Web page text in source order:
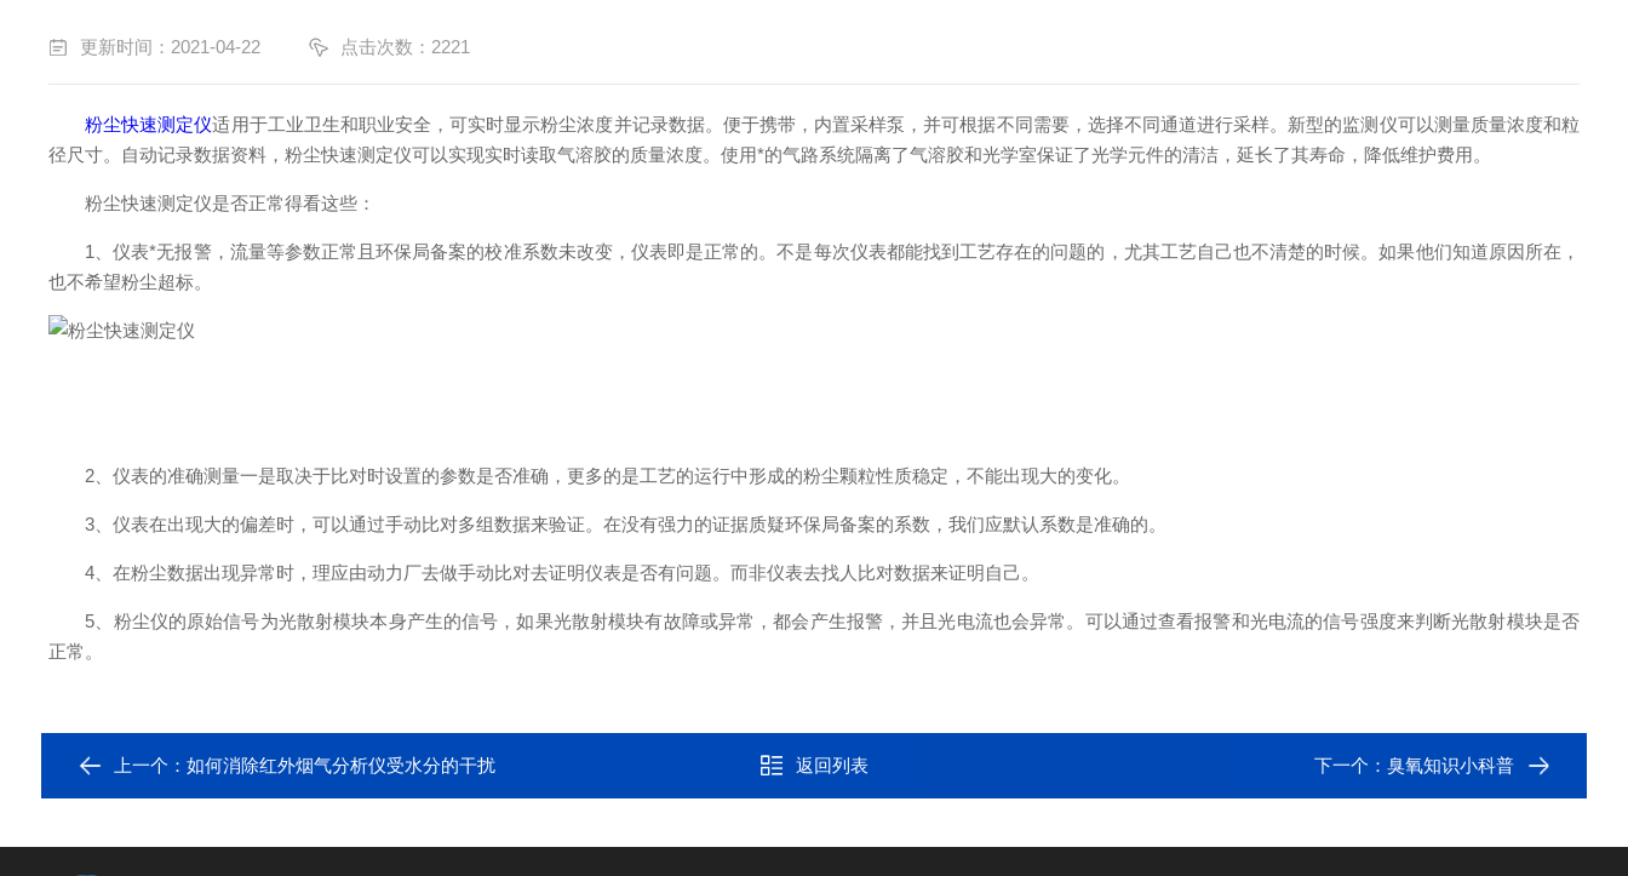
更新时间：2021-04-22 点击次数：2221
粉尘快速测定仪适用于工业卫生和职业安全，可实时显示粉尘浓度并记录数据。便于携带，内置采样泵，并可根据不同需要，选择不同通道进行采样。新型的监测仪可以测量质量浓度和粒
径尺寸。自动记录数据资料，粉尘快速测定仪可以实现实时读取气溶胶的质量浓度。使用*的气路系统隔离了气溶胶和光学室保证了光学元件的清洁，延长了其寿命，降低维护费用。
粉尘快速测定仪是否正常得看这些：
1、仪表*无报警，流量等参数正常且环保局备案的校准系数未改变，仪表即是正常的。不是每次仪表都能找到工艺存在的问题的，尤其工艺自己也不清楚的时候。如果他们知道原因所在，
也不希望粉尘超标。
2、仪表的准确测量一是取决于比对时设置的参数是否准确，更多的是工艺的运行中形成的粉尘颗粒性质稳定，不能出现大的变化。
3、仪表在出现大的偏差时，可以通过手动比对多组数据来验证。在没有强力的证据质疑环保局备案的系数，我们应默认系数是准确的。
4、在粉尘数据出现异常时，理应由动力厂去做手动比对去证明仪表是否有问题。而非仪表去找人比对数据来证明自己。
5、粉尘仪的原始信号为光散射模块本身产生的信号，如果光散射模块有故障或异常，都会产生报警，并且光电流也会异常。可以通过查看报警和光电流的信号强度来判断光散射模块是否
正常。
上一个： 如何消除红外烟气分析仪受水分的干扰 返回列表 下一个：臭氧知识小科普